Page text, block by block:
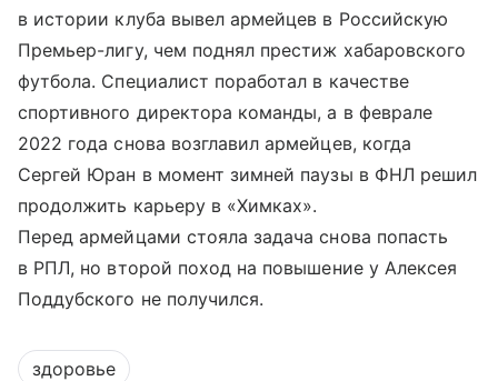
в истории клуба вывел армейцев в Российскую
Премьер-лигу, чем поднял престиж хабаровского
футбола. Специалист поработал в качестве
спортивного директора команды, а в феврале
2022 года снова возглавил армейцев, когда
Сергей Юран в момент зимней паузы в ФНЛ решил
продолжить карьеру в «Химках».
Перед армейцами стояла задача снова попасть
в РПЛ, но второй поход на повышение у Алексея
Поддубского не получился.
здоровье